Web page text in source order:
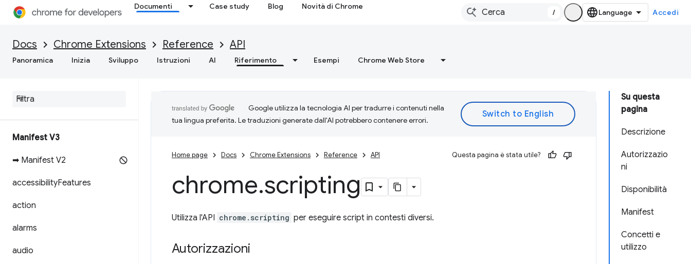
Documenti Case study Blog Novità di Chrome
/ Accedi
Docs Chrome Extensions Reference API
Panoramica Inizia Sviluppo Istruzioni AI Riferimento Esempi Chrome Web Store
Manifest V3
➡ Manifest V2
accessibilityFeatures
action
alarms
audio
Su questa
pagina
Descrizione
Autorizzazio
ni
Disponibilità
Manifest
Concetti e
utilizzo
Google utilizza la tecnologia AI per tradurre i contenuti nella
tua lingua preferita. Le traduzioni generate dall'AI potrebbero contenere errori.
Home page Docs Chrome Extensions Reference API Questa pagina è stata utile?
chrome.scripting
Utilizza l'API chrome.scripting per eseguire script in contesti diversi.
Autorizzazioni